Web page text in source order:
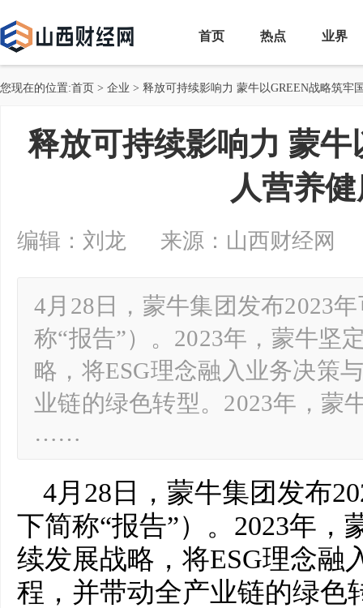
首页 热点 业界
您现在的位置:首页 > 企业 > 释放可持续影响力 蒙牛以GREEN战略筑牢
释放可持续影响力 蒙
人营养
编辑：刘龙 来源：山西财经网
4月28日，蒙牛集团发布2023
称“报告”）。2023年，蒙牛坚
略，将ESG理念融入业务决策
业链的绿色转型。2023年，蒙
……
4月28日，蒙牛集团发布
下简称“报告”）。2023年，
续发展战略，将ESG理念融
程，并带动全产业链的绿色